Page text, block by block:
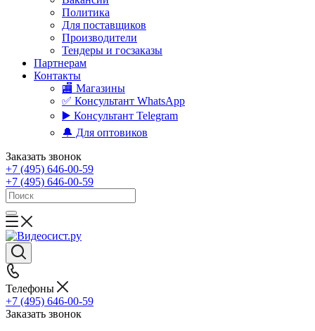
Политика
Для поставщиков
Производители
Тендеры и госзаказы
Партнерам
Контакты
🏬 Магазины
✅️ Консультант WhatsApp
▶️ Консультант Telegram
🔔 Для оптовиков
Заказать звонок
+7 (495) 646-00-59
+7 (495) 646-00-59
Телефоны
+7 (495) 646-00-59
Заказать звонок